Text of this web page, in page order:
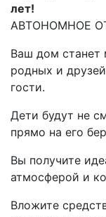
лет!
АВТОНОМНОЕ
Ваш дом станет
родных и
гости.
Дети будут не
прямо на его
Вы получите
атмосферой и
Вложите